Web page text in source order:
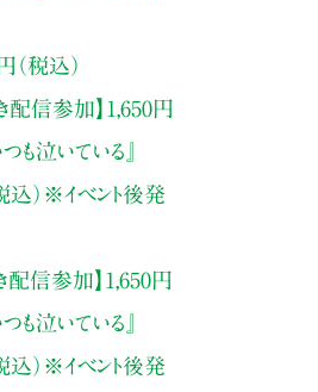
（税込）
配信参加】1,650円
も泣いている』
込）※イベント後発
配信参加】1,650円
も泣いている』
込）※イベント後発